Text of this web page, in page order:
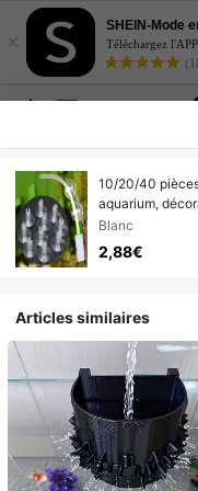
×
SHEIN-Mode
Téléchargez
10/20/40
aquarium,
oxygène fixes,
à oxygène
Blanc
2,88€
Articles similaires